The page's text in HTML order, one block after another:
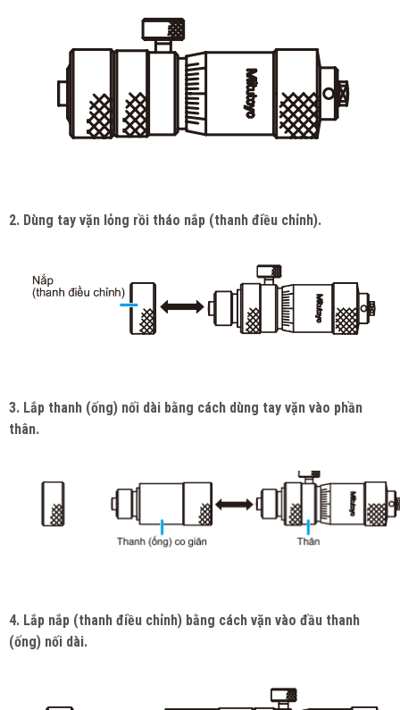
2. Dùng tay vặn lỏng rồi tháo nắp (thanh điều chỉnh).
3. Lắp thanh (ống) nối dài bằng cách dùng tay vặn vào phần
thân.
4. Lắp nắp (thanh điều chỉnh) bằng cách vặn vào đầu thanh
(ống) nối dài.